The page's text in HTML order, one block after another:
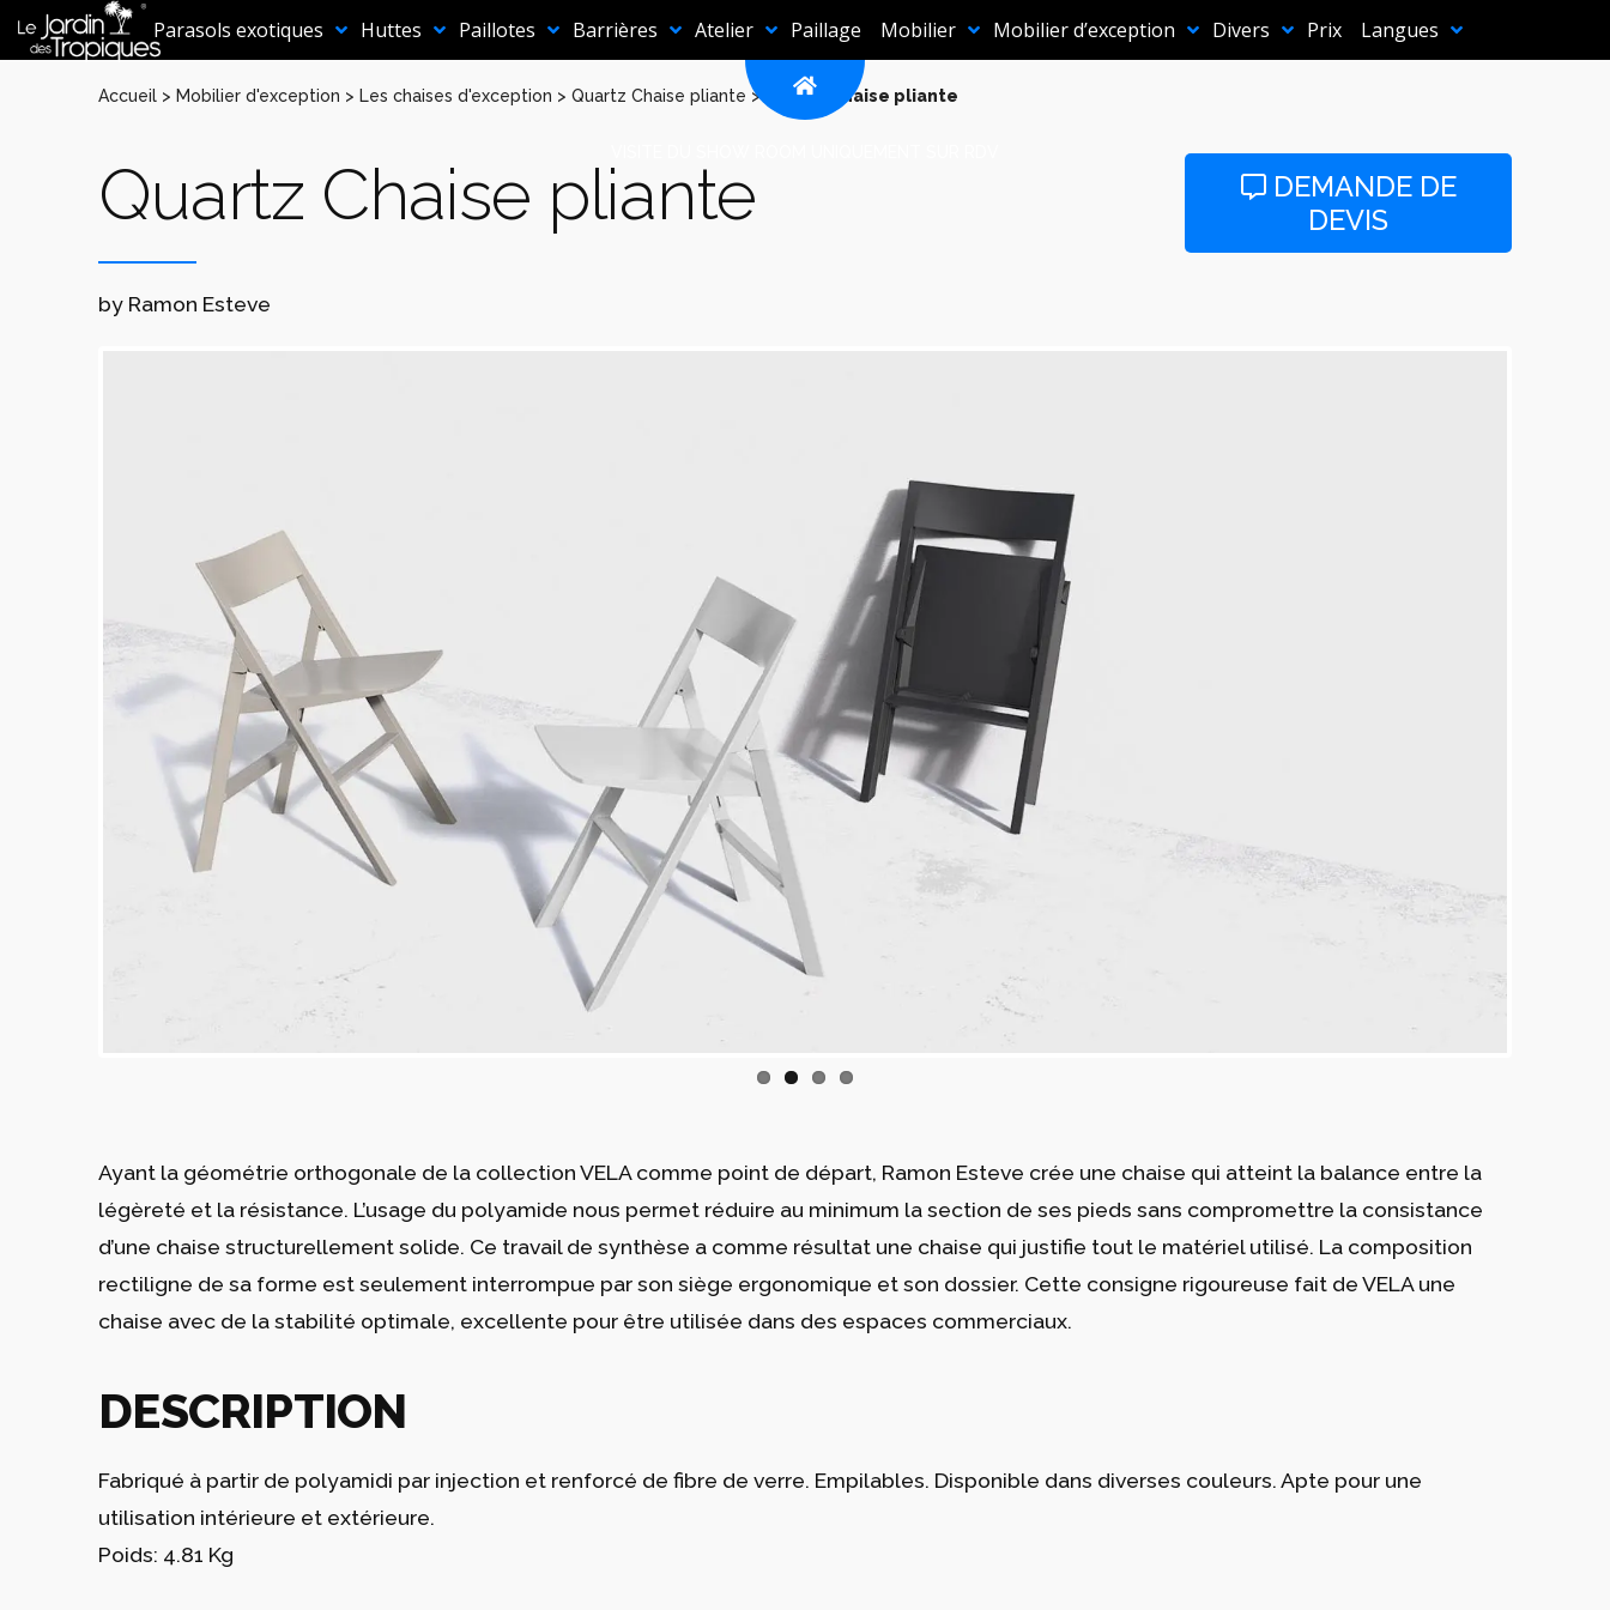
Aller
au
contenu
Parasols exotiques Huttes Paillotes Barrières Atelier Paillage Mobilier Mobilier d’exception Divers Prix Langues
Accueil > Mobilier d'exception > Les chaises d'exception >Quartz Chaise pliante > Quartz Chaise pliante
Quartz Chaise pliante
DEMANDE DE
DEVIS
by Ramon Esteve
Ayant la géométrie orthogonale de la collection VELA comme point de départ, Ramon Esteve crée une chaise qui atteint la balance entre la
légèreté et la résistance. L’usage du polyamide nous permet réduire au minimum la section de ses pieds sans compromettre la consistance
d’une chaise structurellement solide. Ce travail de synthèse a comme résultat une chaise qui justifie tout le matériel utilisé. La composition
rectiligne de sa forme est seulement interrompue par son siège ergonomique et son dossier. Cette consigne rigoureuse fait de VELA une
chaise avec de la stabilité optimale, excellente pour être utilisée dans des espaces commerciaux.
DESCRIPTION
Fabriqué à partir de polyamidi par injection et renforcé de fibre de verre. Empilables. Disponible dans diverses couleurs. Apte pour une
utilisation intérieure et extérieure.
Poids: 4.81 Kg